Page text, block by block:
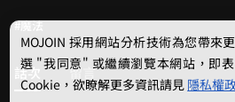
8
9
7
8
9
9
8
9
#魔法
話次 留言
MOJOIN 採用網站分析技術為您帶來
選 "我同意" 或繼續瀏覽本網站，即
Cookie，欲瞭解更多資訊請見 隱私權